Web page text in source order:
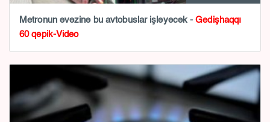
Metronun əvəzinə bu avtobuslar işləyəcək -Gedişhaqqı
60 qəpik-Video